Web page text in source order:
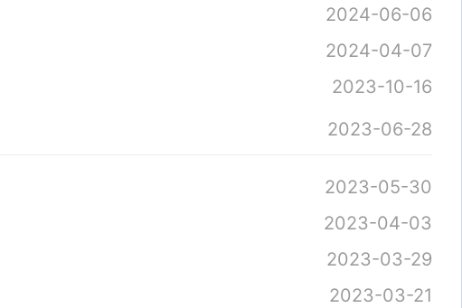
2024-06-06
2024-04-07
2023-10-16
2023-06-28
2023-05-30
2023-04-03
2023-03-29
2023-03-21